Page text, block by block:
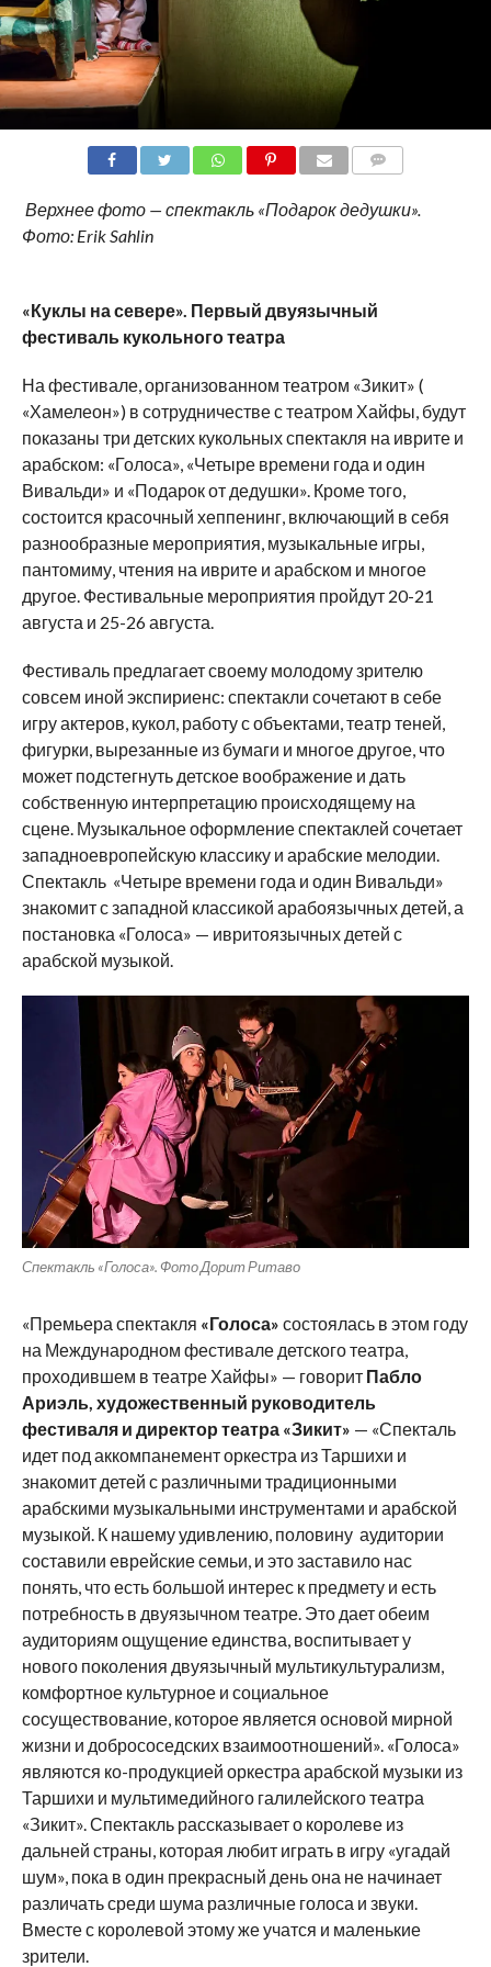
Верхнее фото — спектакль «Подарок дедушки».
Фото: Erik Sahlin
«Куклы на севере». Первый двуязычный
фестиваль кукольного театра
На фестивале, организованном театром «Зикит» (
«Хамелеон») в сотрудничестве с театром Хайфы, будут
показаны три детских кукольных спектакля на иврите и
арабском: «Голоса», «Четыре времени года и один
Вивальди» и «Подарок от дедушки». Кроме того,
состоится красочный хеппенинг, включающий в себя
разнообразные мероприятия, музыкальные игры,
пантомиму, чтения на иврите и арабском и многое
другое. Фестивальные мероприятия пройдут 20-21
августа и 25-26 августа.
Фестиваль предлагает своему молодому зрителю
совсем иной экспириенс: спектакли сочетают в себе
игру актеров, кукол, работу с объектами, театр теней,
фигурки, вырезанные из бумаги и многое другое, что
может подстегнуть детское воображение и дать
собственную интерпретацию происходящему на
сцене. Музыкальное оформление спектаклей сочетает
западноевропейскую классику и арабские мелодии.
Спектакль «Четыре времени года и один Вивальди»
знакомит с западной классикой арабоязычных детей, а
постановка «Голоса» — ивритоязычных детей с
арабской музыкой.
Спектакль «Голоса». Фото Дорит Ритаво
«Премьера спектакля «Голоса» состоялась в этом году
на Международном фестивале детского театра,
проходившем в театре Хайфы» — говорит Пабло
Ариэль, художественный руководитель
фестиваля и директор театра «Зикит» — «Спекталь
идет под аккомпанемент оркестра из Таршихи и
знакомит детей с различными традиционными
арабскими музыкальными инструментами и арабской
музыкой. К нашему удивлению, половину аудитории
составили еврейские семьи, и это заставило нас
понять, что есть большой интерес к предмету и есть
потребность в двуязычном театре. Это дает обеим
аудиториям ощущение единства, воспитывает у
нового поколения двуязычный мультикультурализм,
комфортное культурное и социальное
сосуществование, которое является основой мирной
жизни и добрососедских взаимоотношений». «Голоса»
являются ко-продукцией оркестра арабской музыки из
Таршихи и мультимедийного галилейского театра
«Зикит». Спектакль рассказывает о королеве из
дальней страны, которая любит играть в игру «угадай
шум», пока в один прекрасный день она не начинает
различать среди шума различные голоса и звуки.
Вместе с королевой этому же учатся и маленькие
зрители.